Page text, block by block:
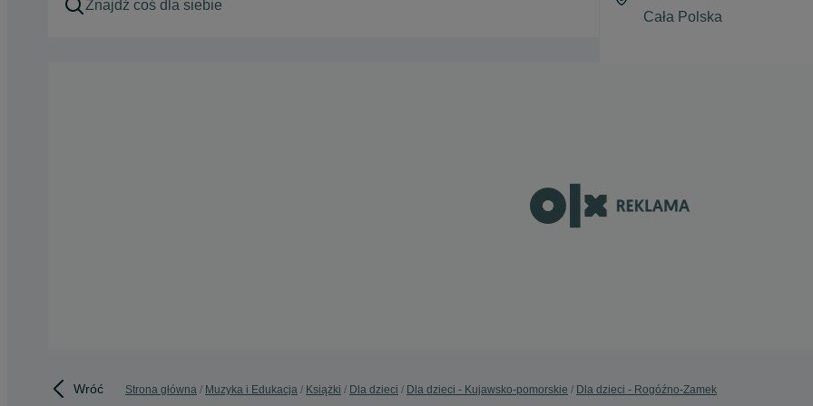
Wróć Strona główna Muzyka i Edukacja Książki Dla dzieci Dla dzieci - Kujawsko-pomorskie Dla dzieci - Rogóźno-Zamek